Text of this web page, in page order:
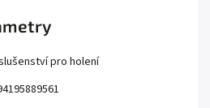
pro holení